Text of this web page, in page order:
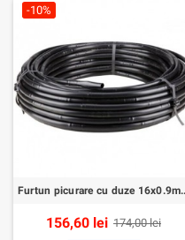
-10%
Furtun picurare
156,60 lei 174,00 lei